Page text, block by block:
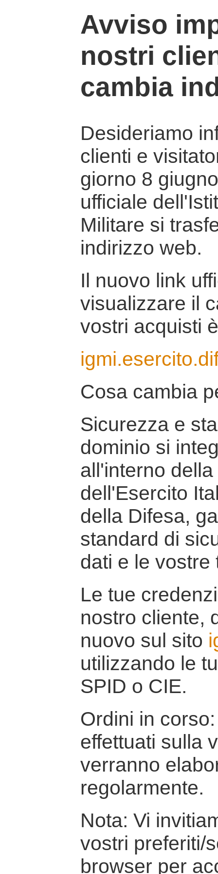
Avviso
nostri
cambia
Desideriamo
clienti e
giorno 8
ufficiale
Militare si
indirizzo web.
Il nuovo link
visualizzare il
vostri acquisti
Cosa cambia
Sicurezza e
dominio si
all'interno
dell'Esercito
della Difesa,
standard di
dati e le vostre
Le tue
nostro cliente,
nuovo sul sito
utilizzando le
SPID o CIE.
Ordini in
effettuati sulla
verranno
regolarmente.
Nota: Vi
vostri preferiti/
browser per